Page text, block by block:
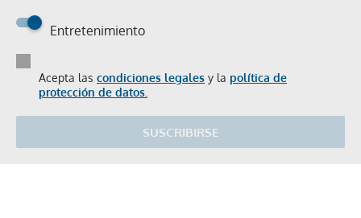
Entretenimiento
Acepta las condiciones legales y la política de
protección de datos.
SUSCRIBIRSE